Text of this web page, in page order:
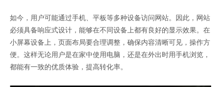
如今，用户可能通过手机、平板等多种设备访问网站。因此，网站
必须具备响应式设计，能够在不同设备上都有良好的显示效果。在
小屏幕设备上，页面布局要合理调整，确保内容清晰可见，操作方
便。这样无论用户是在家中使用电脑，还是在外出时用手机浏览，
都能有一致的优质体验，提高转化率。